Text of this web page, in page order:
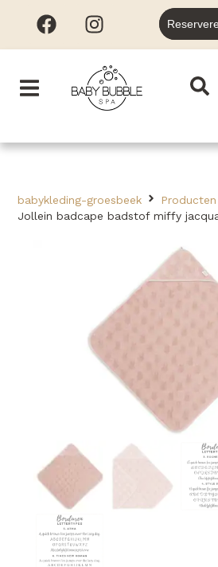
babykleding-groesbeek
Producten
Jollein badcape badstof miffy